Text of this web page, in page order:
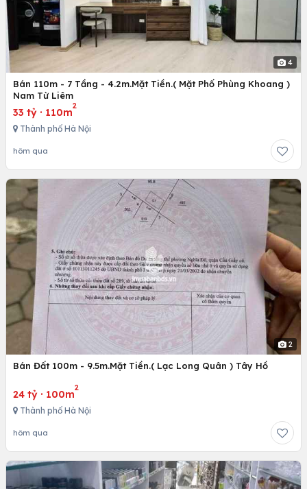
4
Bán 110m - 7 Tầng - 4.2m.Mặt Tiền.( Mặt Phố Phùng Khoang )
Nam Từ Liêm
33 tỷ · 110m
2
Thành phố Hà Nội
hôm qua
2
Bán Đất 100m - 9.5m.Mặt Tiền.( Lạc Long Quân ) Tây Hồ
24 tỷ · 100m
2
Thành phố Hà Nội
hôm qua